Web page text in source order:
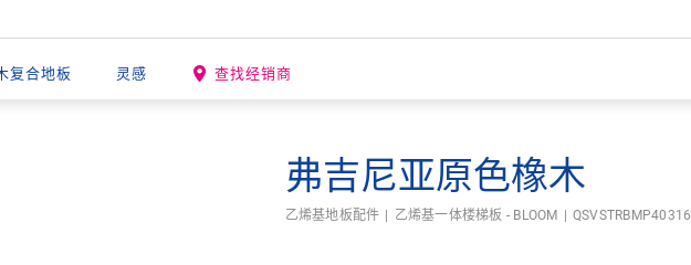
复合地板 灵感 查找经销商
弗吉尼亚原色橡木
乙烯基地板配件 乙烯基一体楼梯板 - BLOOM QSVSTRBMP40316